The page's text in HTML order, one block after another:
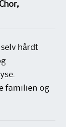
hårdt
familien og